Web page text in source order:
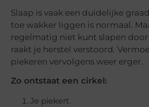
Slaap is vaak een duidelijke
toe wakker liggen is normaal.
regelmatig niet kunt slapen door
raakt je herstel verstoord.
piekeren vervolgens weer erger.
Zo ontstaat een cirkel:
Je piekert.